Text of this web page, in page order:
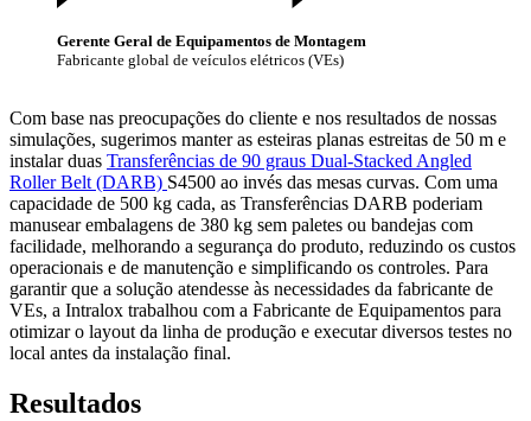
Gerente Geral de Equipamentos de Montagem
Fabricante global de veículos elétricos (VEs)
Com base nas preocupações do cliente e nos resultados de nossas
simulações, sugerimos manter as esteiras planas estreitas de 50 m e
instalar duas Transferências de 90 graus Dual-Stacked Angled
Roller Belt (DARB) S4500 ao invés das mesas curvas. Com uma
capacidade de 500 kg cada, as Transferências DARB poderiam
manusear embalagens de 380 kg sem paletes ou bandejas com
facilidade, melhorando a segurança do produto, reduzindo os custos
operacionais e de manutenção e simplificando os controles. Para
garantir que a solução atendesse às necessidades da fabricante de
VEs, a Intralox trabalhou com a Fabricante de Equipamentos para
otimizar o layout da linha de produção e executar diversos testes no
local antes da instalação final.
Resultados